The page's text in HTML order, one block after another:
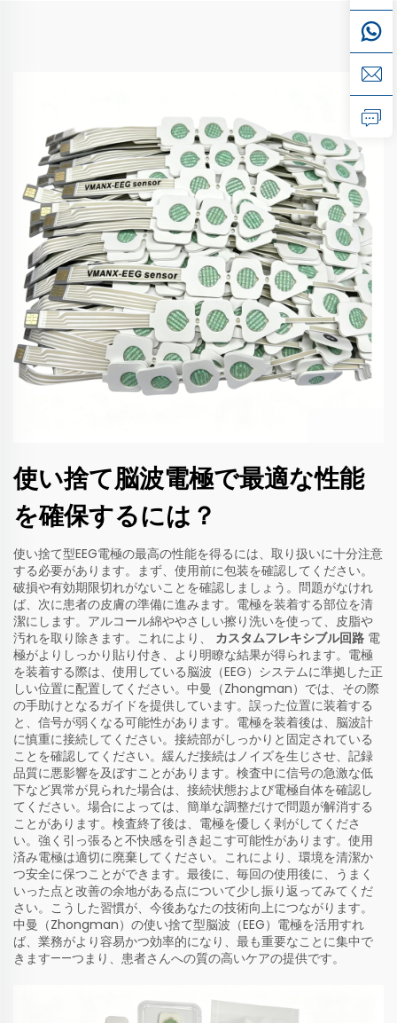
使い捨て脳波電極で最適な性能
を確保するには？
使い捨て型EEG電極の最高の性能を得るには、取り扱いに十分注意
する必要があります。まず、使用前に包装を確認してください。
破損や有効期限切れがないことを確認しましょう。問題がなけれ
ば、次に患者の皮膚の準備に進みます。電極を装着する部位を清
潔にします。アルコール綿ややさしい擦り洗いを使って、皮脂や
汚れを取り除きます。これにより、 カスタムフレキシブル回路 電
極がよりしっかり貼り付き、より明瞭な結果が得られます。電極
を装着する際は、使用している脳波（EEG）システムに準拠した正
しい位置に配置してください。中曼（Zhongman）では、その際
の手助けとなるガイドを提供しています。誤った位置に装着する
と、信号が弱くなる可能性があります。電極を装着後は、脳波計
に慎重に接続してください。接続部がしっかりと固定されている
ことを確認してください。緩んだ接続はノイズを生じさせ、記録
品質に悪影響を及ぼすことがあります。検査中に信号の急激な低
下など異常が見られた場合は、接続状態および電極自体を確認し
てください。場合によっては、簡単な調整だけで問題が解消する
ことがあります。検査終了後は、電極を優しく剥がしてくださ
い。強く引っ張ると不快感を引き起こす可能性があります。使用
済み電極は適切に廃棄してください。これにより、環境を清潔か
つ安全に保つことができます。最後に、毎回の使用後に、うまく
いった点と改善の余地がある点について少し振り返ってみてくだ
さい。こうした習慣が、今後あなたの技術向上につながります。
中曼（Zhongman）の使い捨て型脳波（EEG）電極を活用すれ
ば、業務がより容易かつ効率的になり、最も重要なことに集中で
きます——つまり、患者さんへの質の高いケアの提供です。